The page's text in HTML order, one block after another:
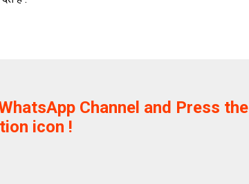
Channel and Press the
icon !